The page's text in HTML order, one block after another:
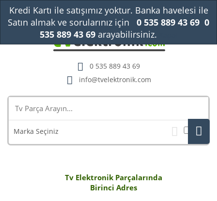
0 535 889 43 69
info@tvelektronik.com
Marka Seçiniz
Tv Elektronik Parçalarında
Birinci Adres
Kredi Kartı ile satışımız yoktur. Banka havelesi ile
Satın almak ve sorularınız için
0 535 889 43 69 0
535 889 43 69arayabilirsiniz.